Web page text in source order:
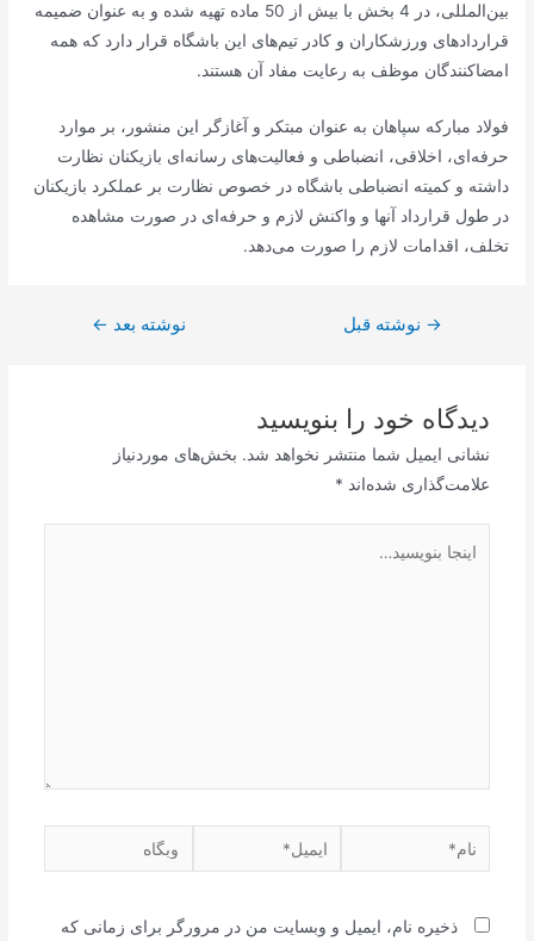
بین‌المللی، در 4 بخش با بیش از 50 ماده تهیه شده و به عنوان ضمیمه
قراردادهای ورزشکاران و کادر تیم‌های این باشگاه قرار دارد که همه
امضاکنندگان موظف به رعایت مفاد آن هستند.
فولاد مبارکه سپاهان به عنوان مبتکر و آغازگر این منشور، بر موارد
حرفه‌ای، اخلاقی، انضباطی و فعالیت‌های رسانه‌ای بازیکنان نظارت
داشته و کمیته انضباطی باشگاه در خصوص نظارت بر عملکرد بازیکنان
در طول قرارداد آنها و واکنش لازم و حرفه‌ای در صورت مشاهده
تخلف، اقدامات لازم را صورت می‌دهد.
راهبری
→ نوشته قبل نوشته بعد ←
دیدگاه‌ خود را بنویسید
نشانی ایمیل شما منتشر نخواهد شد. بخش‌های موردنیاز
علامت‌گذاری شده‌اند *
بنویسید…
نام* ایمیل* وبگاه
ذخیره نام، ایمیل و وبسایت من در مرورگر برای زمانی که